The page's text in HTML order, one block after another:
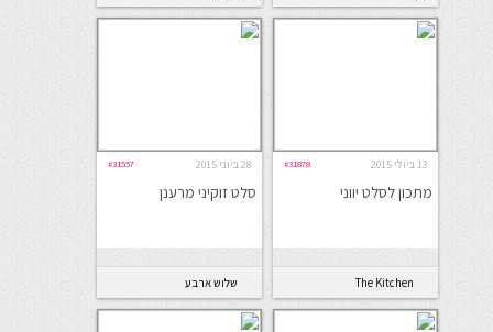
13 ביולי 2015 #31878
מתכון לסלט יווני
The Kitchen
Coach
28 ביוני 2015 #31557
סלט זוקיני מרענן
שלוש ארבע